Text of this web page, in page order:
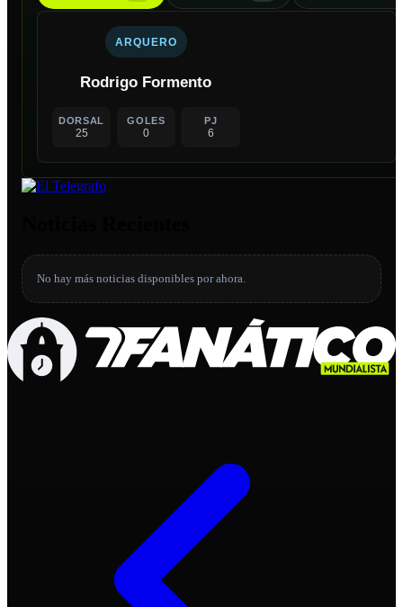
ARQUERO
Rodrigo Formento
DORSAL
25
GOLES
0
PJ
6
No hay más noticias disponibles por ahora.